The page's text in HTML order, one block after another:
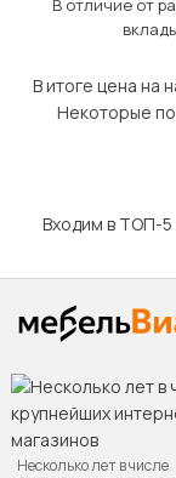
В отличие от
В итоге цена на
Некоторые
Входим в ТОП-5
Несколько лет в числе